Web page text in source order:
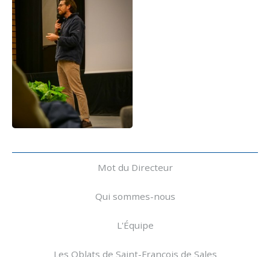
Navigation
Mot du Directeur
Qui sommes-nous
L'Équipe
Les Oblats de Saint-François de Sales